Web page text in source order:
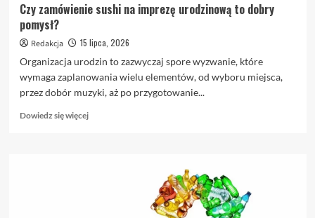
Czy zamówienie sushi na imprezę urodzinową to dobry
pomysł?
Redakcja
15 lipca, 2026
Organizacja urodzin to zazwyczaj spore wyzwanie, które
wymaga zaplanowania wielu elementów, od wyboru miejsca,
przez dobór muzyki, aż po przygotowanie...
Dowiedz się więcejDowiedz